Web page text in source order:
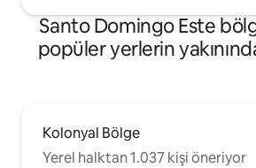
Santo Domingo Este
popüler yerlerin
Kolonyal Bölge
Yerel halktan 1.037 kişi öneriyor